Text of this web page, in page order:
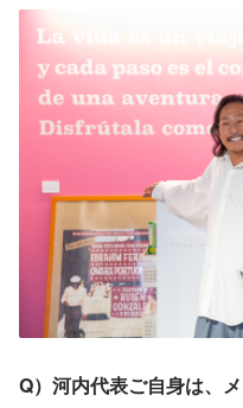
Q）河内代表ご自身は、